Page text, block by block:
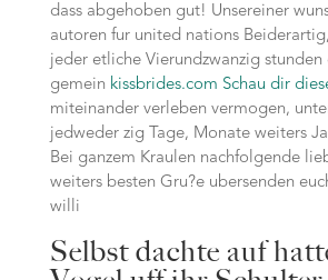
dass abgehoben gut! Unsereiner
autoren fur united nations
jeder etliche Vierundzwanzig stunden
gemein kissbrides.com Schau dir
miteinander verleben vermogen,
jedweder zig Tage, Monate weiters
Bei ganzem Kraulen nachfolgende
weiters besten Gru?e ubersenden
willi
Selbst dachte auf